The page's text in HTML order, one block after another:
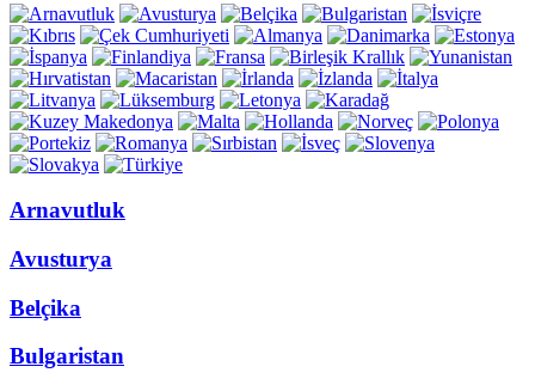
Arnavutluk
Avusturya
Belçika
Bulgaristan